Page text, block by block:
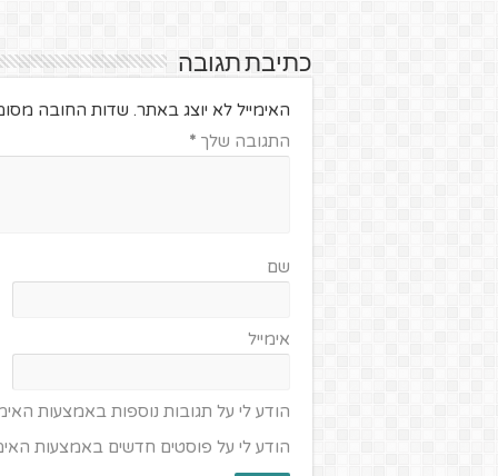
כתיבת תגובה
האימייל לא יוצג באתר. שדות החובה
התגובה שלך *
שם
אימייל
הודע לי על תגובות נוספות באמצעות
הודע לי על פוסטים חדשים באמצעות